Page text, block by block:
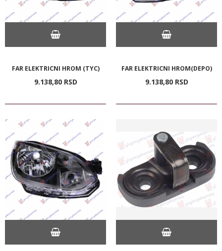
FAR ELEKTRICNI HROM (TYC)
9.138,80 RSD
FAR ELEKTRICNI HROM(DEPO)
9.138,80 RSD